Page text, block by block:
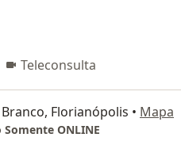
Teleconsulta
Florianópolis • Mapa
ONLINE